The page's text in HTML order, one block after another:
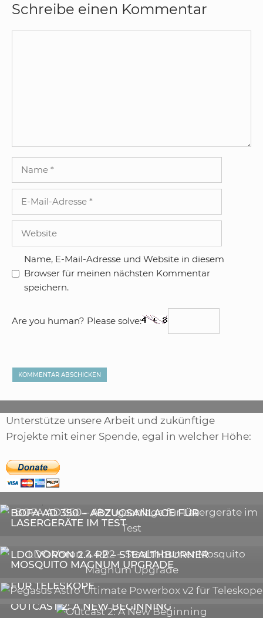
Schreibe einen Kommentar
Adresse
Name, E-Mail-Adresse und Website in diesem
Browser für meinen nächsten Kommentar
speichern.
Are you human? Please solve:
Unterstütze unsere Arbeit und zukünftige
Projekte mit einer Spende, egal in welcher Höhe:
BOFA AD 350 – ABZUGSANLAGE FÜR
LASERGERÄTE IM TEST
DIE BEDEUTENDSTEN SCHRITTE ZUR
ERFOLGREICHEN MARKENBILDUNG IN DER
DIGITALEN ÄRA
LDO VORON 2.4 R2 – STEALTHBURNER
MOSQUITO MAGNUM UPGRADE
PEGASUS ASTRO ULTIMATE POWERBOX V2
FÜR TELESKOPE
ASTRONOMIE
OUTCAST 2: A NEW BEGINNING
GALERIE
VIDEOS